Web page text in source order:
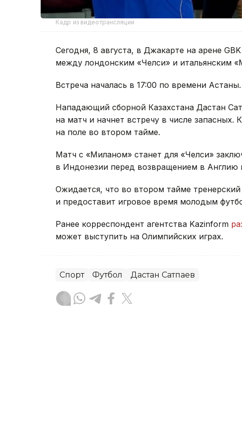
Кадр из видеотрансляции
Сегодня, 8 августа, в Джакарте на арене
между лондонским «Челси» и итальянским
Встреча началась в 17:00 по времени Астаны.
Нападающий сборной Казахстана Дастан
на матч и начнет встречу в числе запасных.
на поле во втором тайме.
Матч с «Миланом» станет для «Челси»
в Индонезии перед возвращением в Англию
Ожидается, что во втором тайме
и предоставит игровое время молодым
Ранее корреспондент агентства Kazinform
может выступить на Олимпийских играх.
Спорт Футбол Дастан Сатпаев